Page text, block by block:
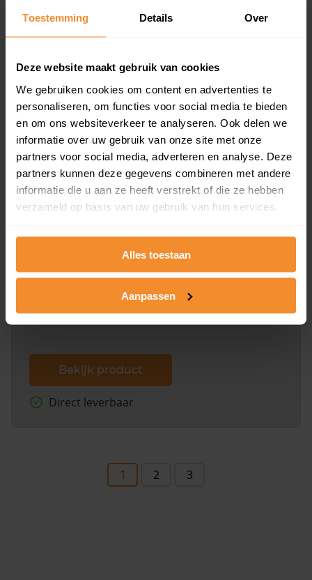
Toestemming Details Over
Deze website maakt gebruik van cookies
We gebruiken cookies om content en advertenties te
personaliseren, om functies voor social media te bieden
en om ons websiteverkeer te analyseren. Ook delen we
informatie over uw gebruik van onze site met onze
partners voor social media, adverteren en analyse. Deze
partners kunnen deze gegevens combineren met andere
informatie die u aan ze heeft verstrekt of die ze hebben
verzameld op basis van uw gebruik van hun services.
Alles toestaan
Aanpassen
Een overzicht van alle verkochte woningen (koopsom
en koopdatum) binnen een postcodegebied. Dit
Bekijk product
Direct leverbaar
Een uitgebreid overzicht van het perceel en
dit inclusief de luchtfoto!
Bekijk product
Direct leverbaar
1 2 3